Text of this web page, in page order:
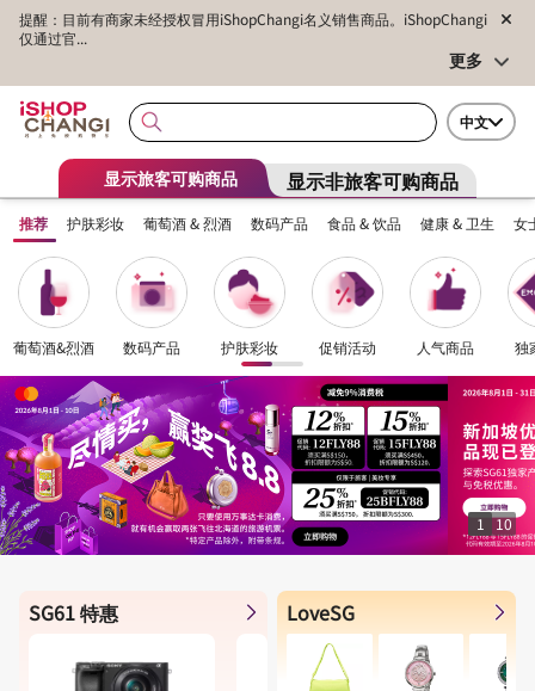
提醒：目前有商家未经授权冒用iShopChangi名义销售商品。iShopChangi
仅通过官...
更多
中文
显示旅客可购商品 显示非旅客可购商品
推荐 护肤彩妆 葡萄酒 & 烈酒 数码产品 食品 & 饮品 健康 & 卫生 女
葡萄酒&烈酒 数码产品 护肤彩妆 促销活动 人气商品 独
1 10
SG61 特惠 LoveSG